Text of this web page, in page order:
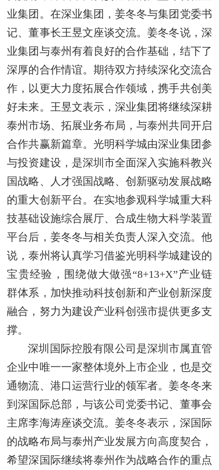
业集团。在深业集团，姜冬冬与集团党委书
记、董事长王昱文座谈交流。姜冬冬说，深
业集团与泰州有着良好的合作基础，结下了
深厚的合作情谊。期待双方持续深化交流合
作，以更大力度拓展合作领域，携手共创美
好未来。王昱文表示，深业集团将继续深耕
泰州市场、拓展业务布局，与泰州共同开启
合作共赢新篇章。光明科学城由深业集团参
与投资建设，是深圳市全面深入实施科教兴
国战略、人才强国战略、创新驱动发展战略
的重大创新平台。在实地参观科学城重大科
技基础设施综合展厅、合成生物大科学装置
平台后，姜冬冬与相关负责人深入交流。他
说，泰州将认真学习借鉴光明科学城建设的
宝贵经验，围绕做大做强“8+13+X”产业链
群体系，加快推动科技创新和产业创新深度
融合，努力为建设产业科创强市提供更多支
撑。
深圳国际控股有限公司是深圳市属直管
企业中唯一一家整体境外上市企业，也是交
通物流、港口运营行业的领军者。姜冬冬来
到深国际总部，与该公司党委书记、董事会
主席李海涛座谈交流。姜冬冬表示，深国际
的战略布局与泰州产业发展方向高度契合，
希望深国际继续将泰州作为战略合作的重点